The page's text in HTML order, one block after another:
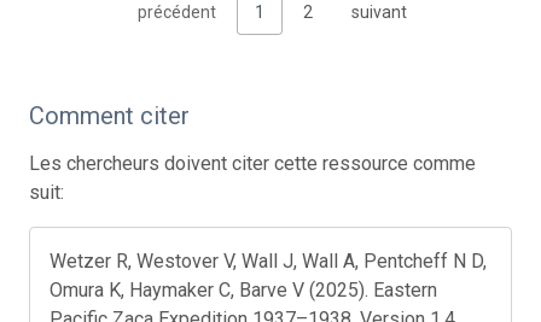
précédent 1 2 suivant
Comment citer
Les chercheurs doivent citer cette ressource comme
suit:
Wetzer R, Westover V, Wall J, Wall A, Pentcheff N D,
Omura K, Haymaker C, Barve V (2025). Eastern